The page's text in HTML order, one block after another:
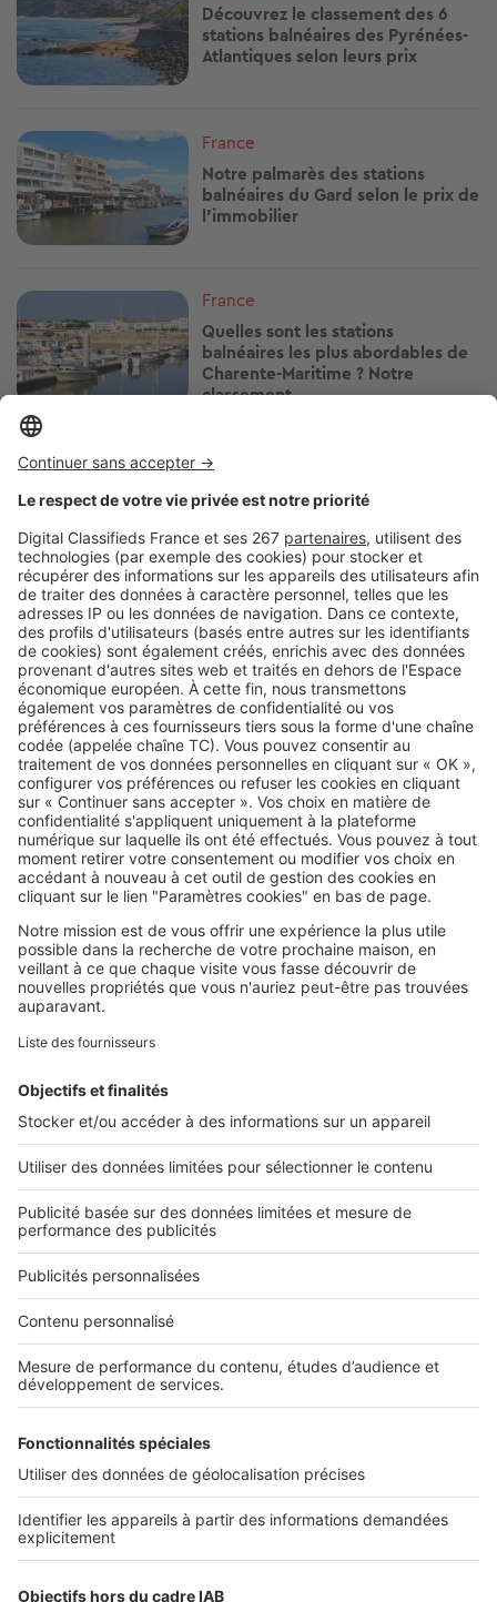
Découvrez le classement des 6
stations balnéaires des Pyrénées-
Atlantiques selon leurs prix
Image
France
Notre palmarès des stations
balnéaires du Gard selon le prix de
l'immobilier
Image
France
Quelles sont les stations
balnéaires les plus abordables de
Charente-Maritime ? Notre
classement
Image
France
Découvrez le classement des 19
stations balnéaires du Var selon
leurs prix
Image
France
Les prix dans les 12 stations
balnéaires du Calvados : notre
classement
SeLoger c'est aussi
Retrouvez-nous sur ...
L'ENTREPRISE
Qui sommes-nous ?
Nous contacter
Nous recrutons
NOS APPLICATIONS
Découvrez nos applications
Tous nos services pro
Accès client
Mes annonces sur SeLoger
À DÉCOUVRIR